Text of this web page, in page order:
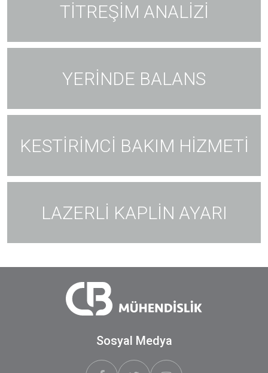
TİTREŞİM ANALİZİ
YERİNDE BALANS
KESTİRİMCİ BAKIM HİZMETİ
LAZERLİ KAPLİN AYARI
Sosyal Medya